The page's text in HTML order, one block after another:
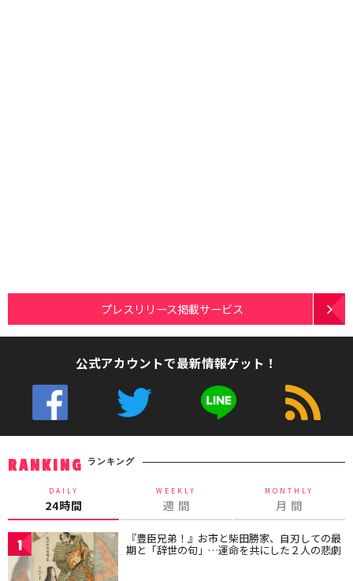
プレスリリース掲載サービス
公式アカウントで最新情報ゲット！
RANKING ランキング
DAILY
24時間
WEEKLY
週 間
MONTHLY
月 間
1 『豊臣兄弟！』お市と柴田勝家、自刃しての最
期と「辞世の句」…運命を共にした２人の悲劇